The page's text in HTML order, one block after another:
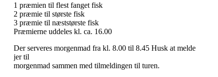
1 præmien til flest fanget fisk
2 præmie til største fisk
3 præmie til næststørste fisk
Præmierne uddeles kl. ca. 16.00
Der serveres morgenmad fra kl. 8.00 til 8.45 Husk at melde
jer til
morgenmad sammen med tilmeldingen til turen.